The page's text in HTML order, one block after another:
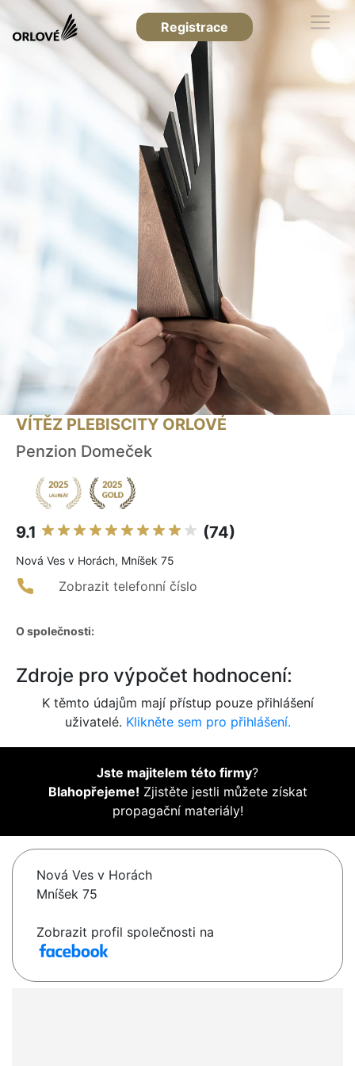
Registrace
VÍTĚZ PLEBISCITY ORLOVÉ
Penzion Domeček
9.1 (74)
Nová Ves v Horách, Mníšek 75
Zobrazit telefonní číslo
O společnosti:
Zdroje pro výpočet hodnocení:
K těmto údajům mají přístup pouze přihlášení
uživatelé. Klikněte sem pro přihlášení.
Jste majitelem této firmy?
Blahopřejeme! Zjistěte jestli můžete získat
propagační materiály!
Nová Ves v Horách
Mníšek 75
Zobrazit profil společnosti na